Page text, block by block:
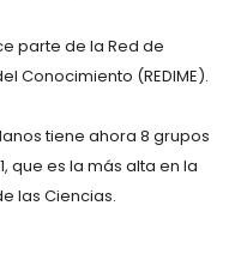
parte de la Red de
Conocimiento (REDIME).
tiene ahora 8 grupos
que es la más alta en la
las Ciencias.